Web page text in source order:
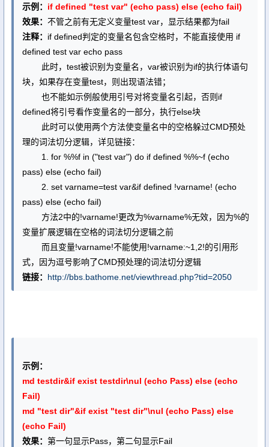
示例： if defined "test var" (echo pass) else (echo fail)
效果： 不管之前有无定义变量test var，显示结果都为fail
注释： if defined判定的变量名包含空格时，不能直接使用 if
defined test var echo pass
此时，test被识别为变量名，var被识别为if的执行体语句
块，如果存在变量test，则出现语法错；
也不能如示例般使用引号对将变量名引起，否则if
defined将引号看作变量名的一部分，执行else块
此时可以使用两个方法使变量名中的空格躲过CMD预处
理的词法切分逻辑，详见链接：
1. for %%f in ("test var") do if defined %%~f (echo
pass) else (echo fail)
2. set varname=test var&if defined !varname! (echo
pass) else (echo fail)
方法2中的!varname!更改为%varname%无效，因为%的
变量扩展逻辑在空格的词法切分逻辑之前
而且变量!varname!不能使用!varname:~1,2!的引用形
式，因为逗号影响了CMD预处理的词法切分逻辑
链接： http://bbs.bathome.net/viewthread.php?tid=2050
示例：
md testdir&if exist testdir\nul (echo Pass) else (echo
Fail)
md "test dir"&if exist "test dir"\nul (echo Pass) else
(echo Fail)
效果： 第一句显示Pass，第二句显示Fail